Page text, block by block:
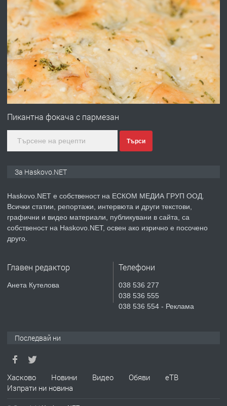
преди 2 дни
ПРЕДЛАГА Давам гараж под наем
преди 2 дни
ПРЕДЛАГА
№4120 Магазин/Офис под наем в кв.
градската градина!
преди 3 дни
ПРЕДЛАГА
Продавам парцел в гр. Хасково кв.
СГЛОБЯВАНЕ НА МЕБЕЛИ.
апартамент под наем в кв.
Пикантна фокача с пармезан
Търси
За Haskovo.NET
Haskovo.NET е собственост на ЕСКОМ МЕДИА ГРУП ООД.
Всички статии, репортажи, интервюта и други текстови,
графични и видео материали, публикувани в сайта, са
собственост на Haskovo.NET, освен ако изрично е посочено
друго.
Главен редактор
Анета Кутелова
Телефони
038 536 277
038 536 555
038 536 554 - Реклама
Последвай ни
Хасково Новини Видео Обяви
еТВ
Изпрати ни новина